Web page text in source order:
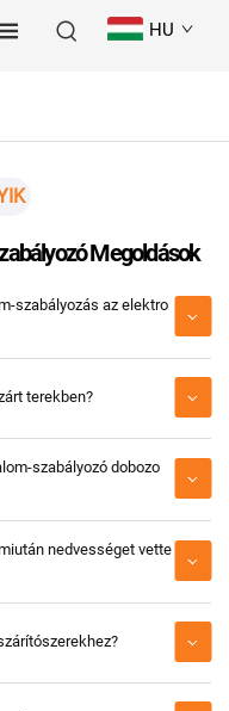
HU
Megoldások
szabályozás az elektro
terekben?
szabályozó dobozo
nedvességet vette